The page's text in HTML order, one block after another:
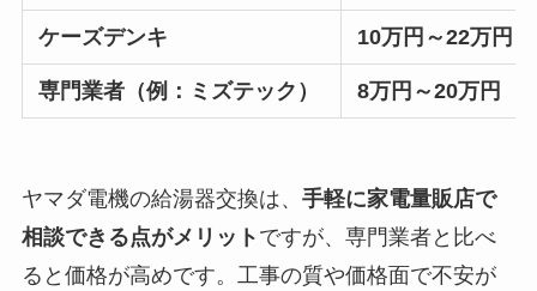
ケーズデンキ 10万円～22万円
専門業者（例：ミズテック） 8万円～20万円
ヤマダ電機の給湯器交換は、 手軽に家電量販店で
相談できる点がメリット ですが、専門業者と比べ
ると価格が高めです。工事の質や価格面で不安が